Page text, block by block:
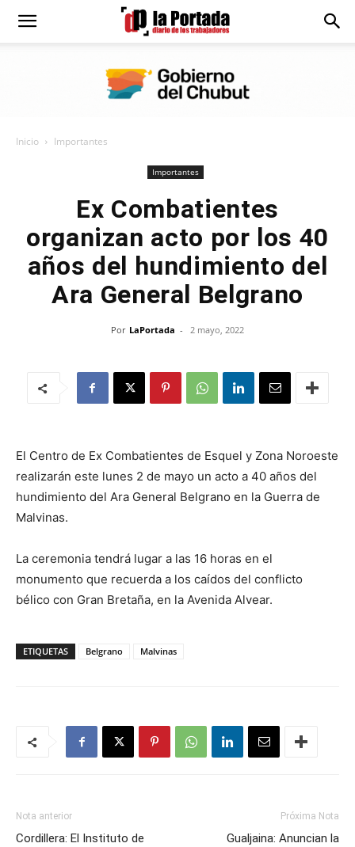
Diario
Inicio Importantes
Importantes
Ex Combatientes
organizan acto por los 40
años del hundimiento del
Ara General Belgrano
Por LaPortada - 2 mayo, 2022
El Centro de Ex Combatientes de Esquel y Zona Noroeste
realizarán este lunes 2 de mayo un acto a 40 años del
hundimiento del Ara General Belgrano en la Guerra de
Malvinas.
La ceremonia tendrá lugar a las 16 horas en el
monumento que recuerda a los caídos del conflicto
bélico con Gran Bretaña, en la Avenida Alvear.
ETIQUETAS Belgrano Malvinas
Nota anterior
Cordillera: El Instituto de
Próxima Nota
Gualjaina: Anuncian la